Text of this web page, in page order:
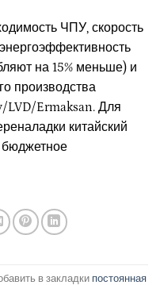
ЧПУ, скорость
на 15% меньше) и
производства
LVD/Ermaksan. Для
китайский
бюджетное
в закладки постоянная